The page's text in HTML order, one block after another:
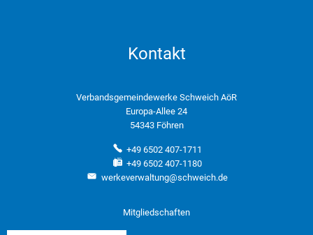
Kontakt
Verbandsgemeindewerke Schweich AöR
Europa-Allee 24
54343 Föhren
+49 6502 407-1711
+49 6502 407-1180
werkeverwaltung@schweich.de
Mitgliedschaften